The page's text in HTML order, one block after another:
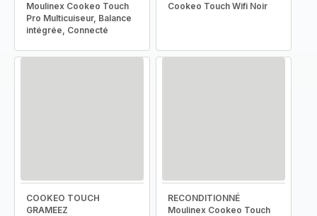
Moulinex Cookeo Touch
Pro Multicuiseur, Balance
intégrée, Connecté
Cookeo Touch Wifi Noir
COOKEO TOUCH
GRAMEEZ
RECONDITIONNÉ
Moulinex Cookeo Touch